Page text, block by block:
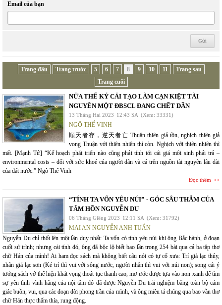
Email của bạn
Trang đầu Trang trước 5 6 7 8 9 10 11
Trang sau
Trang cuối
NỬA THẾ KỶ CẢI TẠO LÀM CẠN KIỆT TÀI
NGUYÊN MỘT ĐBSCL ĐANG CHẾT DẦN
13 Tháng Hai 2023 12:43 SA (Xem: 33331)
NGÔ THẾ VINH
順天者存，逆天者亡 Thuận thiên giả tồn, nghịch thiên giả
vong Thuận với thiên nhiên thì còn. Nghịch với thiên nhiên thì
mất. [Mạnh Tử] “Kế hoạch phát triển nào cũng phải tính tới cái giá môi sinh phải trả –
environmental costs – đối với sức khoẻ của người dân và cả trên nguồn tài nguyên lâu dài
của đất nước.” Ngô Thế Vinh
Đọc thêm
“TÍNH TA VỐN YÊU NÚI” - GÓC SÂU THẲM CỦA
TÂM HỒN NGUYỄN DU
06 Tháng Giêng 2023 12:11 SA (Xem: 31792)
MAI AN NGUYỄN ANH TUẤN
Nguyễn Du chỉ thốt lên một lần duy nhất: Ta vốn có tính yêu núi khi ông Bắc hành, ở đoạn
cuối sứ trình; nhưng cái tính đó, ông đã bộc lộ biết bao lần trong 254 bài qua cả ba tập thơ
chữ Hán của mình! Ai ham đọc sách mà không biết câu nói có tự cổ xưa: Trí giả lạc thủy,
nhân giả lạc sơn (Kẻ trí thì vui với sông nước, người nhân thì vui với núi non); song cái ý
tưởng sách vở thể hiện khát vọng thoát tục thanh cao, mơ ước được tựa vào non xanh để tìm
sự yên tĩnh vĩnh hằng của nội tâm đó đã được Nguyễn Du trải nghiệm bằng toàn bộ cảm
giác buồn, vui, qua các đoạn đời phong trần của mình, và ông miêu tả chúng qua bao vần thơ
chữ Hán thực thấm thía, rung động.